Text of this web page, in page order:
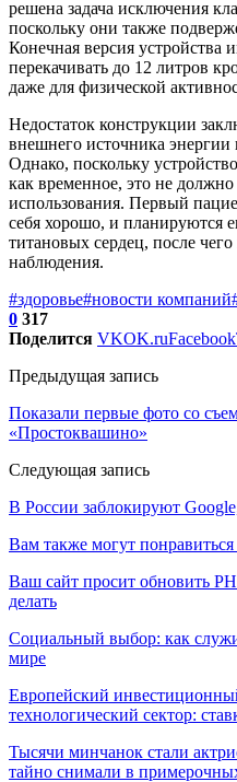
решена задача исключения
поскольку они также
Конечная версия устройства
перекачивать до 12 литров
даже для физической
Недостаток конструкции
внешнего источника энергии
Однако, поскольку
как временное, это не должно
использования. Первый
себя хорошо, и планируются
титановых сердец, после
наблюдения.
#здоровье#новости компаний
0 317
Поделится VKOK.ruFacebook
Предыдущая запись
Показали первые фото со
«Простоквашино»
Следующая запись
В России заблокируют
Вам также могут понравиться
Ваш сайт просит обновить
делать
Социальный выбор: как
мире
Европейский
технологический сектор:
Тысячи минчанок стали
тайно снимали в